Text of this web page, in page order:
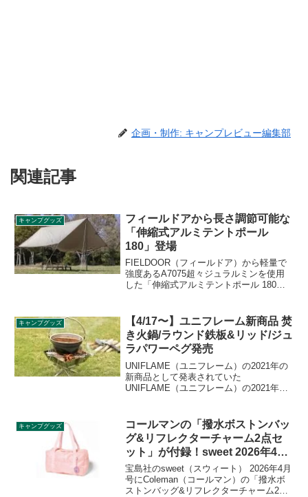
企画・制作: キャンプレビュー編集部
関連記事
キャンプグッズ
フィールドアから長さ調節可能な
「伸縮式アルミテントポール
180」登場
FIELDOOR（フィールドア）から軽量で
強度あるA7075超々ジュラルミンを使用
した「伸縮式アルミテントポール 180」
る伸縮式ポールです。詳細をレビューし
ます。
キャンプグッズ
【4/17〜】ユニフレーム新商品 焚
き火鍋/ラウンド鉄板&リッド/ジュ
ラパワーペグ発売
UNIFLAME（ユニフレーム）の2021年の
新商品として発表されていた
UNIFLAME（ユニフレーム）の2021年の
ッド、ジュラパワーペグ250が2021年4月
17日よりいよいよ発売開始となります。
詳細をレビューします。が2021年4月17日
よりいよいよ発売開始となります。詳細
をレビューします。
キャンプグッズ
コールマンの「撥水ボストンバッ
グ&リフレクターチャーム2点セ
ット」が付録！sweet 2026年4月
号
宝島社のsweet（スウィート） 2026年4月
号にColeman（コールマン）の「撥水ボ
ストンバッグ&リフレクターチャーム2点